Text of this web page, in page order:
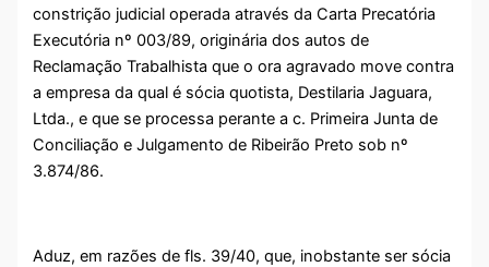
constrição judicial operada através da Carta Precatória
Executória nº 003/89, originária dos autos de
Reclamação Trabalhista que o ora agravado move contra
a empresa da qual é sócia quotista, Destilaria Jaguara,
Ltda., e que se processa perante a c. Primeira Junta de
Conciliação e Julgamento de Ribeirão Preto sob nº
3.874/86.
Aduz, em razões de fls. 39/40, que, inobstante ser sócia